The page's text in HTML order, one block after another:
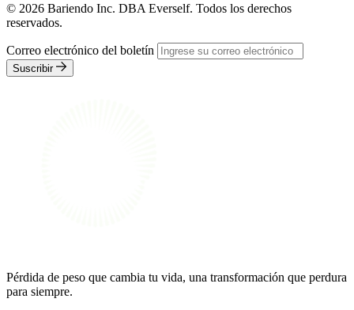
© 2026 Bariendo Inc. DBA Everself. Todos los derechos
reservados.
Correo electrónico del boletín
Suscribir
Pérdida de peso que cambia tu vida, una transformación que perdura
para siempre.